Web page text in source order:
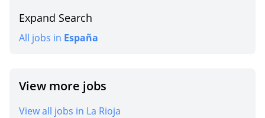
Expand Search
All jobs in España
View more jobs
View all jobs in La Rioja